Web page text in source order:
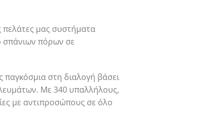
πελάτες μας συστήματα
σπάνιων πόρων σε
παγκόσμια στη διαλογή βάσει
Με 340 υπαλλήλους,
με αντιπροσώπους σε όλο